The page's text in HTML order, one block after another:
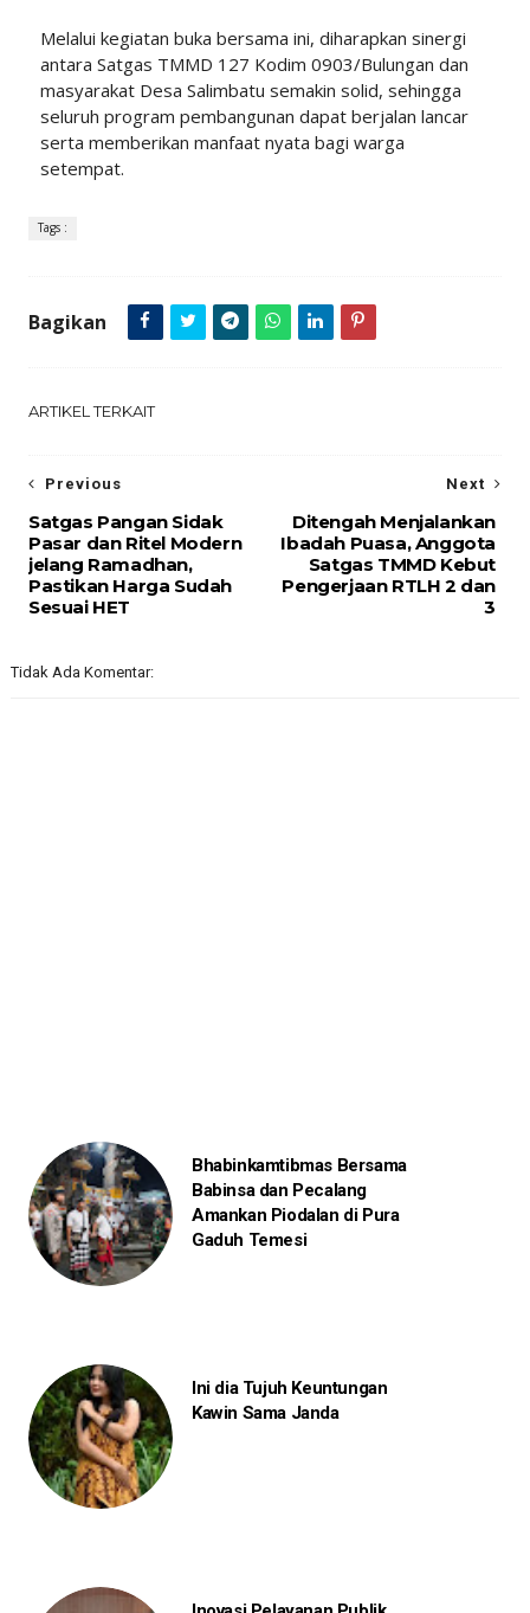
Melalui kegiatan buka bersama ini, diharapkan sinergi
antara Satgas TMMD 127 Kodim 0903/Bulungan dan
masyarakat Desa Salimbatu semakin solid, sehingga
seluruh program pembangunan dapat berjalan lancar
serta memberikan manfaat nyata bagi warga
setempat.
Tags :
Bagikan
ARTIKEL TERKAIT
Next
Ditengah Menjalankan
Ibadah Puasa, Anggota
Satgas TMMD Kebut
Pengerjaan RTLH 2 dan
3
Previous
Satgas Pangan Sidak
Pasar dan Ritel Modern
jelang Ramadhan,
Pastikan Harga Sudah
Sesuai HET
Tidak Ada Komentar:
Bhabinkamtibmas Bersama
Babinsa dan Pecalang
Amankan Piodalan di Pura
Gaduh Temesi
Ini dia Tujuh Keuntungan
Kawin Sama Janda